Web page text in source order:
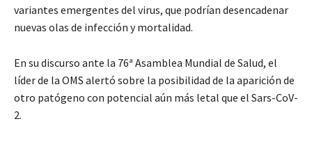
variantes emergentes del virus, que podrían desencadenar
nuevas olas de infección y mortalidad.
En su discurso ante la 76ª Asamblea Mundial de Salud, el
líder de la OMS alertó sobre la posibilidad de la aparición de
otro patógeno con potencial aún más letal que el Sars-CoV-
2.